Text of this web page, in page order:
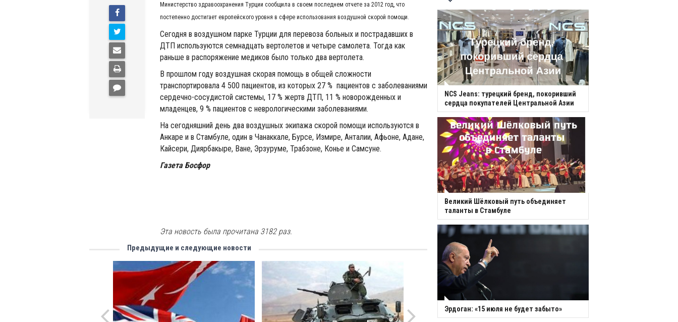
Министерство здравоохранения Турции сообщила в своем последнем отчете за 2012 год, что
постепенно достигает европейского уровня в сфере использования воздушной скорой помощи.
Сегодня в воздушном парке Турции для перевоза больных и пострадавших в
ДТП используются семнадцать вертолетов и четыре самолета. Тогда как
раньше в распоряжение медиков было только два вертолета.
В прошлом году воздушная скорая помощь в общей сложности
транспортировала 4 500 пациентов, из которых 27 % пациентов с заболеваниями
сердечно-сосудистой системы, 17 % жертв ДТП, 11 % новорожденных и
младенцев, 9 % пациентов с неврологическими заболеваниями.
На сегодняшний день два воздушных экипажа скорой помощи используются в
Анкаре и в Стамбуле, один в Чанаккале, Бурсе, Измире, Анталии, Афьоне, Адане,
Кайсери, Диярбакыре, Ване, Эрзуруме, Трабзоне, Конье и Самсуне.
Газета Босфор
Эта новость была прочитана 3182 раз.
Предыдущие и следующие новости
NCS Jeans: турецкий бренд, покоривший
сердца покупателей Центральной Азии
Великий Шёлковый путь объединяет
таланты в Стамбуле
Эрдоган: «15 июля не будет забыто»